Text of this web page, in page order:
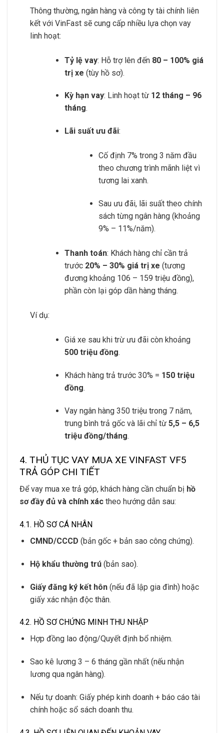
Thông thường, ngân hàng và công ty tài chính liên
kết với VinFast sẽ cung cấp nhiều lựa chọn vay
linh hoạt:
Tỷ lệ vay: Hỗ trợ lên đến 80 – 100% giá
trị xe (tùy hồ sơ).
Kỳ hạn vay: Linh hoạt từ 12 tháng – 96
tháng.
Lãi suất ưu đãi:
Cố định 7% trong 3 năm đầu
theo chương trình mãnh liệt vì
tương lai xanh.
Sau ưu đãi, lãi suất theo chính
sách từng ngân hàng (khoảng
9% – 11%/năm).
Thanh toán: Khách hàng chỉ cần trả
trước 20% – 30% giá trị xe (tương
đương khoảng 106 – 159 triệu đồng),
phần còn lại góp dần hàng tháng.
Ví dụ:
Giá xe sau khi trừ ưu đãi còn khoảng
500 triệu đồng.
Khách hàng trả trước 30% = 150 triệu
đồng.
Vay ngân hàng 350 triệu trong 7 năm,
trung bình trả gốc và lãi chỉ từ 5,5 – 6,5
triệu đồng/tháng.
4. THỦ TỤC VAY MUA XE VINFAST VF5
TRẢ GÓP CHI TIẾT
Để vay mua xe trả góp, khách hàng cần chuẩn bị hồ
sơ đầy đủ và chính xác theo hướng dẫn sau:
4.1. HỒ SƠ CÁ NHÂN
CMND/CCCD (bản gốc + bản sao công chứng).
Hộ khẩu thường trú(bản sao).
Giấy đăng ký kết hôn(nếu đã lập gia đình) hoặc
giấy xác nhận độc thân.
4.2. HỒ SƠ CHỨNG MINH THU NHẬP
Hợp đồng lao động/Quyết định bổ nhiệm.
Sao kê lương 3 – 6 tháng gần nhất (nếu nhận
lương qua ngân hàng).
Nếu tự doanh: Giấy phép kinh doanh + báo cáo tài
chính hoặc sổ sách doanh thu.